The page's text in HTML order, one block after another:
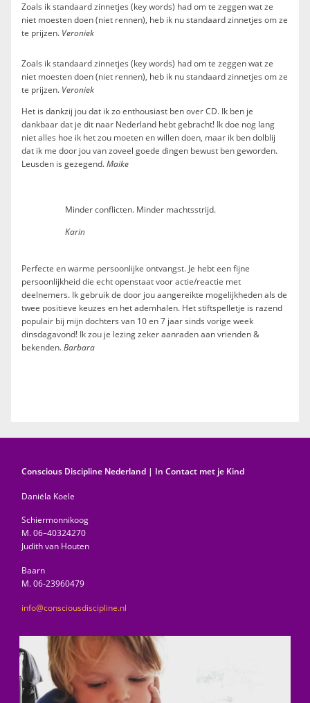
Zoals ik standaard zinnetjes (key words) had om te zeggen wat ze
niet moesten doen (niet rennen), heb ik nu standaard zinnetjes om ze
te prijzen. Veroniek
Zoals ik standaard zinnetjes (key words) had om te zeggen wat ze
niet moesten doen (niet rennen), heb ik nu standaard zinnetjes om ze
te prijzen. Veroniek
Het is dankzij jou dat ik zo enthousiast ben over CD. Ik ben je
dankbaar dat je dit naar Nederland hebt gebracht! Ik doe nog lang
niet alles hoe ik het zou moeten en willen doen, maar ik ben dolblij
dat ik me door jou van zoveel goede dingen bewust ben geworden.
Leusden is gezegend.Maike
Minder conflicten. Minder machtsstrijd.
Karin
Perfecte en warme persoonlijke ontvangst. Je hebt een fijne
persoonlijkheid die echt openstaat voor actie/reactie met
deelnemers. Ik gebruik de door jou aangereikte mogelijkheden als de
twee positieve keuzes en het ademhalen. Het stiftspelletje is razend
populair bij mijn dochters van 10 en 7 jaar sinds vorige week
dinsdagavond! Ik zou je lezing zeker aanraden aan vrienden &
bekenden.Barbara
Conscious Discipline Nederland | In Contact met je Kind
Daniëla Koele
Schiermonnikoog
M.06–40324270
Judith van Houten
Baarn
M.06-23960479
info@consciousdiscipline.nl